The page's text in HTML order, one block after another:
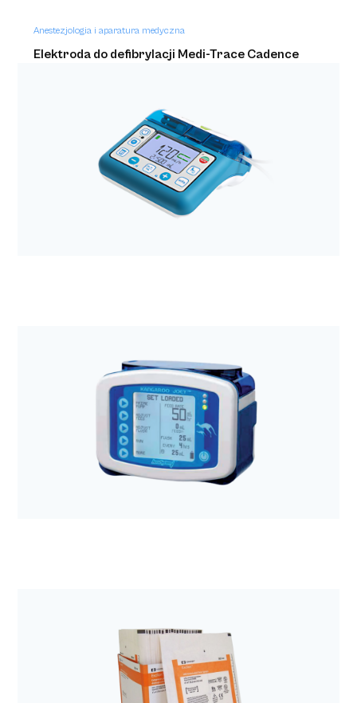
Anestezjologia i aparatura medyczna
Elektroda do defibrylacji Medi-Trace Cadence
Anestezjologia i aparatura medyczna
Pompa perystaltyczna COMPAT ELLA
Anestezjologia i aparatura medyczna